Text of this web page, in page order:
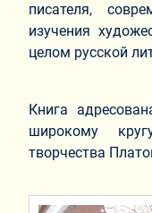
писателя,
изучения
целом русской
Книга
широкому
творчества